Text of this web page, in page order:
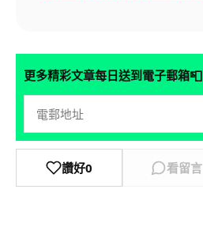
更多精彩文章每日送到電子郵箱📮
讚好0 看留言